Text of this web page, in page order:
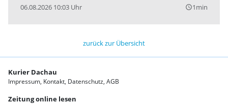
06.08.2026 10:03 Uhr query_builder1min
zurück zur Übersicht
Kurier Dachau
Impressum Kontakt Datenschutz AGB
Zeitung online lesen